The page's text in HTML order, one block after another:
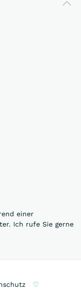
einer
Ich rufe Sie gerne
♡